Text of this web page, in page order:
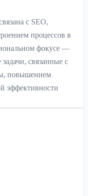
с SEO,
процессов в
фокусе —
связанные с
повышением
эффективности